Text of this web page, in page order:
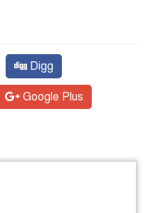
Digg
Google Plus